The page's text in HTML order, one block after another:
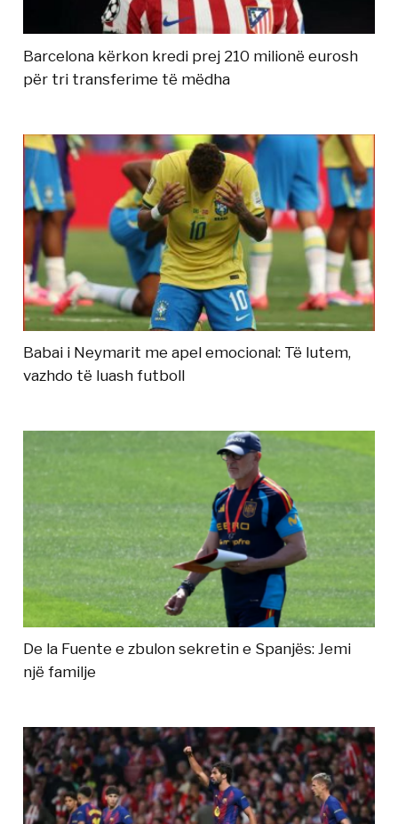
Barcelona kërkon kredi prej 210 milionë eurosh
për tri transferime të mëdha
Babai i Neymarit me apel emocional: Të lutem,
vazhdo të luash futboll
De la Fuente e zbulon sekretin e Spanjës: Jemi
një familje